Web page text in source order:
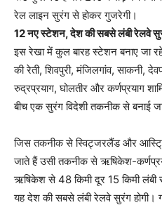
रेल लाइन सुरंग से होकर गुजरेगी।
12 नए स्टेशन, देश की सबसे लंबी रेलवे
इस रेखा में कुल बारह स्टेशन बनाए जा
की रेती, शिवपुरी, मंजिलगांव, साकनी,
रुद्रप्रयाग, घोलतीर और कर्णप्रयाग
बीच एक सुरंग विदेशी तकनीक से बनाई
जिस तकनीक से स्विट्जरलैंड और
जाते हैं उसी तकनीक से ऋषिकेश-
ऋषिकेश से 48 किमी दूर 15 किमी लंबी
यह देश की सबसे लंबी रेलवे सुरंग होगी।